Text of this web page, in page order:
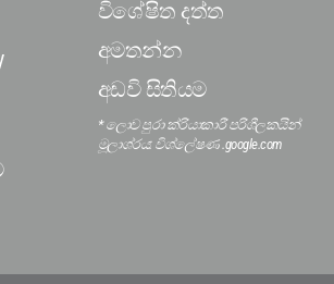
විශේෂිත දත්ත
අමතන්න
අඩවි සිතියම
* ලොව පුරා ක්රියාකාරී පරිශීලකයින්
මූලාශ්රය: විශ්ලේෂණ .google.com